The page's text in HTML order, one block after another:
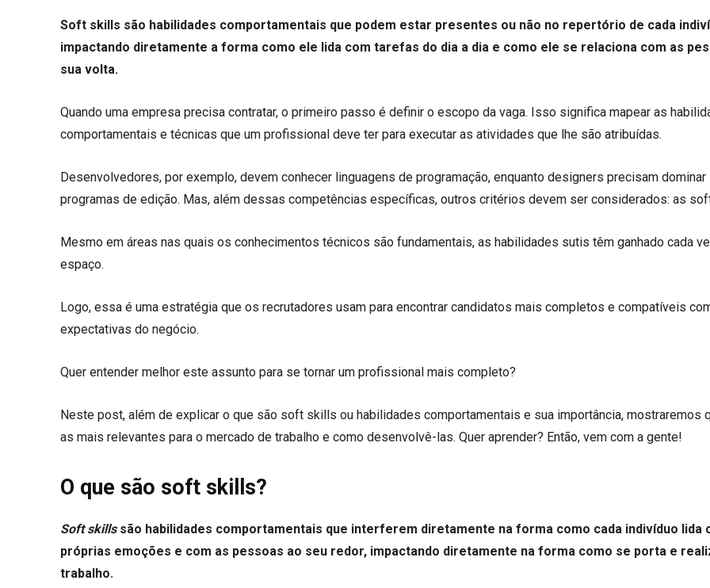
Soft skills são habilidades comportamentais que podem estar presentes ou não no repertório de cada
impactando diretamente a forma como ele lida com tarefas do dia a dia e como ele se relaciona com as
sua volta.
Quando uma empresa precisa contratar, o primeiro passo é definir o escopo da vaga. Isso significa mapear as
comportamentais e técnicas que um profissional deve ter para executar as atividades que lhe são atribuídas.
Desenvolvedores, por exemplo, devem conhecer linguagens de programação, enquanto designers precisam dominar
programas de edição. Mas, além dessas competências específicas, outros critérios devem ser considerados: as
Mesmo em áreas nas quais os conhecimentos técnicos são fundamentais, as habilidades sutis têm ganhado cada
espaço.
Logo, essa é uma estratégia que os recrutadores usam para encontrar candidatos mais completos e compatíveis
expectativas do negócio.
Quer entender melhor este assunto para se tornar um profissional mais completo?
Neste post, além de explicar o que são soft skills ou habilidades comportamentais e sua importância, mostraremos
as mais relevantes para o mercado de trabalho e como desenvolvê-las. Quer aprender? Então, vem com a gente!
O que são soft skills?
Soft skillssão habilidades comportamentais que interferem diretamente na forma como cada indivíduo lida
próprias emoções e com as pessoas ao seu redor, impactando diretamente na forma como se porta e
trabalho.